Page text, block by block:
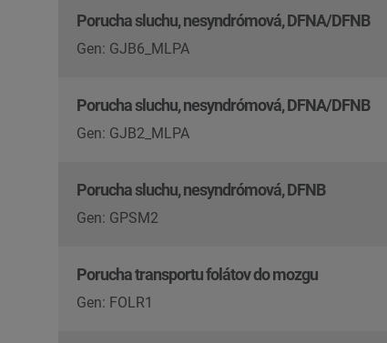
Porucha sluchu, nesyndrómová, DFNA/DFNB
Gen: GJB6_MLPA
Porucha sluchu, nesyndrómová, DFNA/DFNB
Gen: GJB2_MLPA
Porucha sluchu, nesyndrómová, DFNB
Gen: GPSM2
Porucha transportu folátov do mozgu
Gen: FOLR1